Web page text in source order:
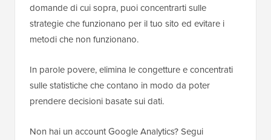
domande di cui sopra, puoi concentrarti sulle
strategie che funzionano per il tuo sito ed evitare i
metodi che non funzionano.
In parole povere, elimina le congetture e concentrati
sulle statistiche che contano in modo da poter
prendere decisioni basate sui dati.
Non hai un account Google Analytics? Segui